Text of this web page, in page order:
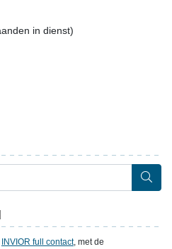
in dienst)
INVIOR full contact, met de